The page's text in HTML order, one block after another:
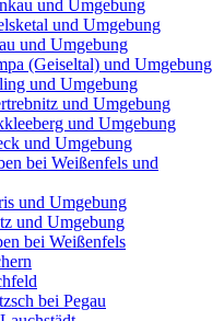
und Umgebung
und Umgebung
und Umgebung
(Geiseltal) und Umgebung
und Umgebung
und Umgebung
und Umgebung
und Umgebung
bei Weißenfels und
und Umgebung
und Umgebung
bei Weißenfels
bei Pegau